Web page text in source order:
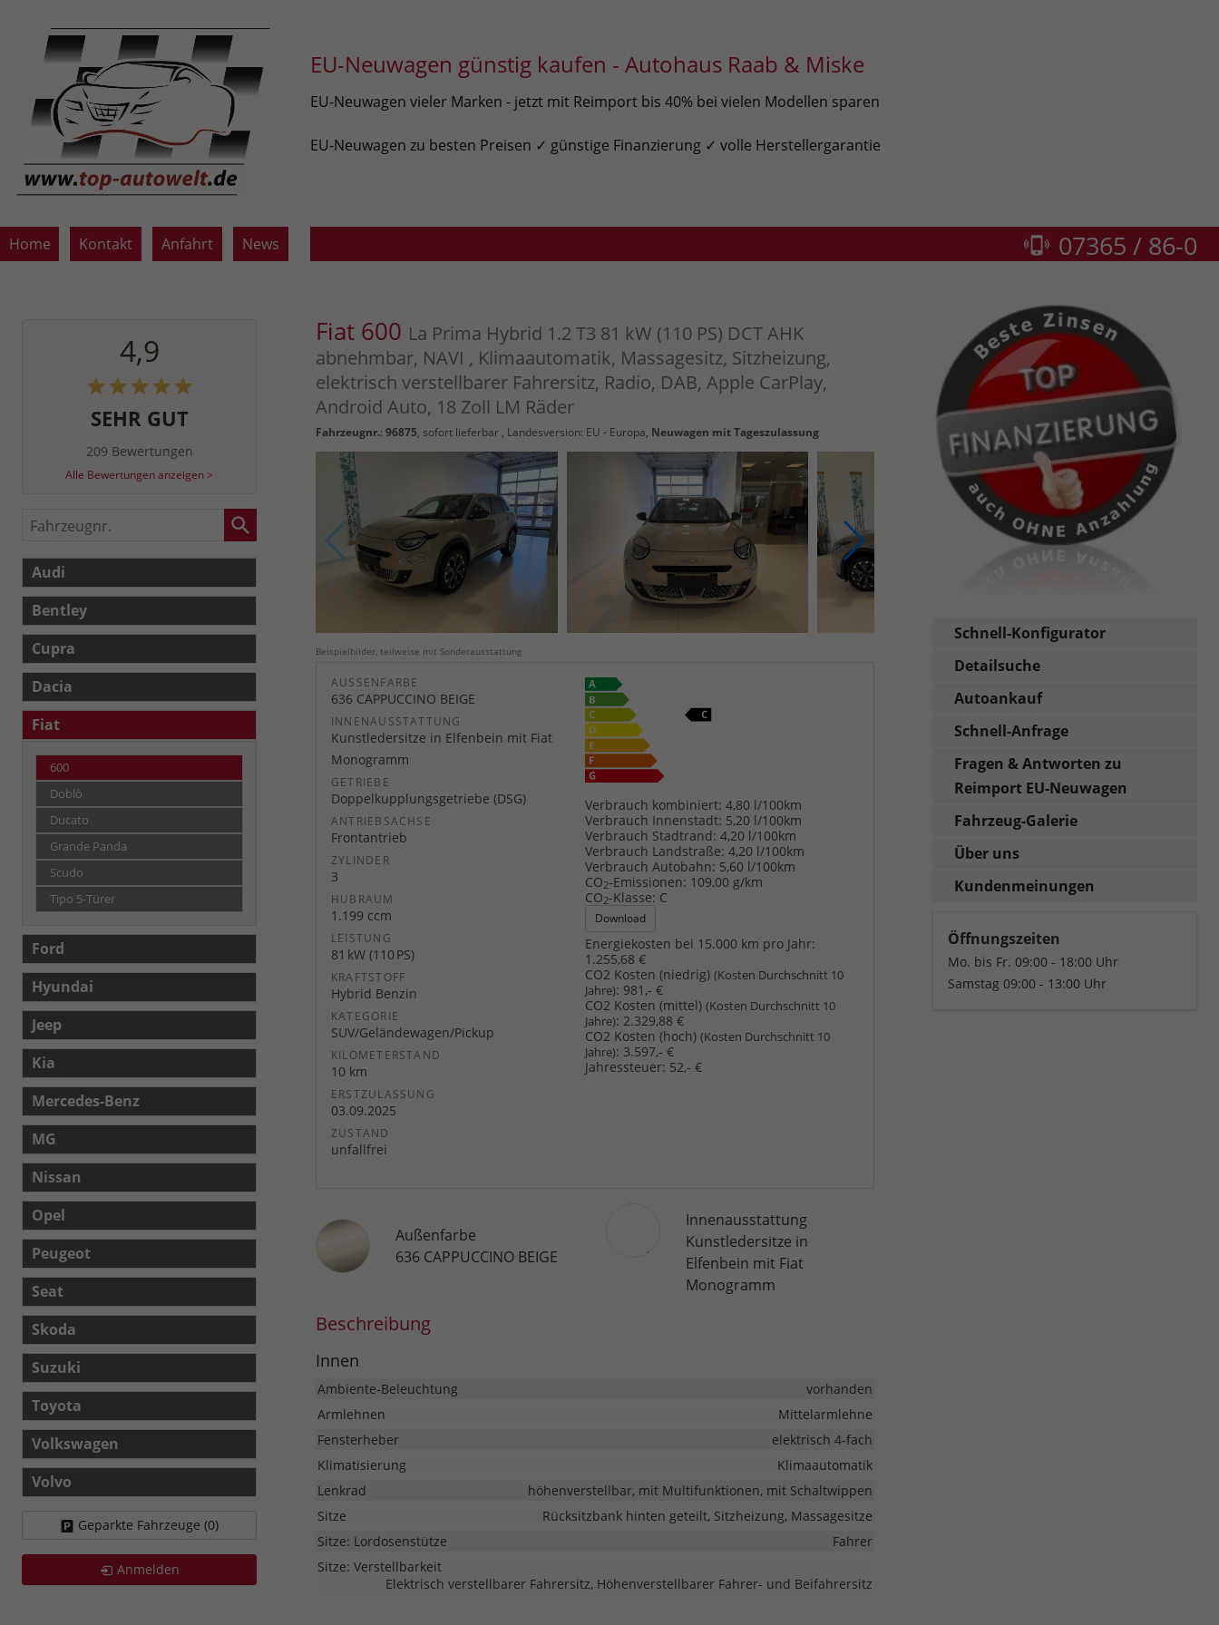
EU-Neuwagen günstig kaufen - Autohaus Raab & Miske
EU-Neuwagen vieler Marken - jetzt mit Reimport bis 40% bei vielen Modellen sparen
EU-Neuwagen zu besten Preisen ✓ günstige Finanzierung ✓ volle Herstellergarantie
Home Kontakt Anfahrt News 07365 / 86-0
Fiat 600 La Prima Hybrid 1.2 T3 81 kW (110 PS) DCT AHK
abnehmbar, NAVI , Klimaautomatik, Massagesitz, Sitzheizung,
elektrisch verstellbarer Fahrersitz, Radio, DAB, Apple CarPlay,
Android Auto, 18 Zoll LM Räder
Fahrzeugnr.: 96875, sofort lieferbar, Landesversion: EU - Europa, Neuwagen mit Tageszulassung
Beispielbilder, teilweise mit Sonderausstattung
AUSSENFARBE
636 CAPPUCCINO BEIGE
INNENAUSSTATTUNG
Kunstledersitze in Elfenbein mit Fiat
Monogramm
GETRIEBE
Doppelkupplungsgetriebe (DSG)
ANTRIEBSACHSE
Frontantrieb
ZYLINDER
3
HUBRAUM
1.199 ccm
LEISTUNG
81 kW (110 PS)
KRAFTSTOFF
Hybrid Benzin
KATEGORIE
SUV/Geländewagen/Pickup
KILOMETERSTAND
10 km
ERSTZULASSUNG
03.09.2025
ZUSTAND
unfallfrei
Verbrauch kombiniert: 4,80 l/100km
Verbrauch Innenstadt: 5,20 l/100km
Verbrauch Stadtrand: 4,20 l/100km
Verbrauch Landstraße: 4,20 l/100km
Verbrauch Autobahn: 5,60 l/100km
CO2-Emissionen: 109,00 g/km
CO2-Klasse: C
Download
Energiekosten bei 15.000 km pro Jahr:
1.255,68 €
CO2 Kosten (niedrig)(Kosten Durchschnitt 10
Jahre): 981,- €
CO2 Kosten (mittel)(Kosten Durchschnitt 10
Jahre): 2.329,88 €
CO2 Kosten (hoch)(Kosten Durchschnitt 10
Jahre): 3.597,- €
Jahressteuer: 52,- €
Außenfarbe
636 CAPPUCCINO BEIGE
InnenausstattungInnenausstattung
Kunstledersitze in
Elfenbein mit Fiat
Monogramm
Beschreibung
Innen
Ambiente-Beleuchtung
vorhanden
Armlehnen
Mittelarmlehne
Fensterheber
elektrisch 4-fach
Klimatisierung
Klimaautomatik
Lenkrad
höhenverstellbar, mit Multifunktionen, mit Schaltwippen
Sitze
Rücksitzbank hinten geteilt, Sitzheizung, Massagesitze
Sitze: Lordosenstütze
Fahrer
Sitze: Verstellbarkeit
Elektrisch verstellbarer Fahrersitz, Höhenverstellbarer Fahrer- und Beifahrersitz
4,9
SEHR GUT
209 Bewertungen
Alle Bewertungen anzeigen >
Fahrzeugnr.
Audi
Bentley
Cupra
Dacia
Fiat
600
Doblò
Ducato
Grande Panda
Scudo
Tipo 5-Türer
Ford
Hyundai
Jeep
Kia
Mercedes-Benz
MG
Nissan
Opel
Peugeot
Seat
Skoda
Suzuki
Toyota
Volkswagen
Volvo
Geparkte Fahrzeuge (0)
Anmelden
Schnell-Konfigurator
Detailsuche
Autoankauf
Schnell-Anfrage
Fragen & Antworten zu
Reimport EU-Neuwagen
Fahrzeug-Galerie
Über uns
Kundenmeinungen
Öffnungszeiten
Mo. bis Fr. 09:00 - 18:00 Uhr
Samstag 09:00 - 13:00 Uhr